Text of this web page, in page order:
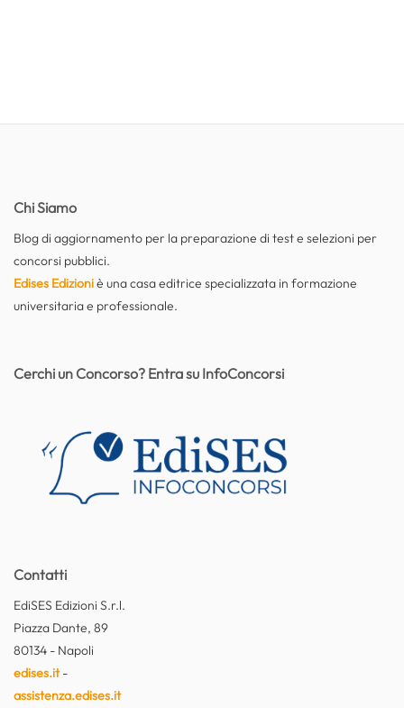
Chi Siamo
Blog di aggiornamento per la preparazione di test e selezioni per
concorsi pubblici.
Edises Edizioniè una casa editrice specializzata in formazione
universitaria e professionale.
Contatti
EdiSES Edizioni S.r.l.
Piazza Dante, 89
80134 - Napoli
edises.it-
assistenza.edises.it
Cerchi un Concorso? Entra su InfoConcorsi